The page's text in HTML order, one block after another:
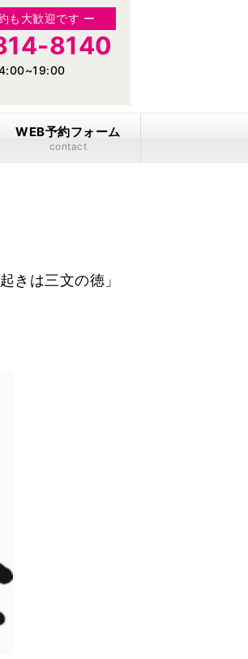
も大歓迎です ー
8140
WEB予約フォーム
contact
きは三文の徳」